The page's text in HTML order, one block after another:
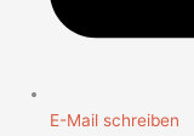
E-Mail schreiben